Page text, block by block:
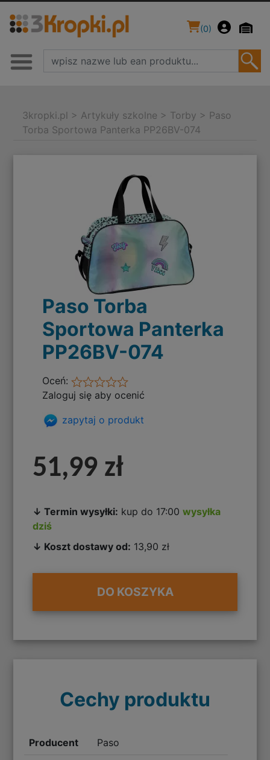
(0)
3kropki.pl > Artykuły szkolne > Torby > Paso
Torba Sportowa Panterka PP26BV-074
Paso Torba
Sportowa Panterka
PP26BV-074
Oceń:
Zaloguj się aby ocenić
zapytaj o produkt
51,99 zł
↓ Termin wysyłki: kup do 17:00wysyłka
dziś
↓ Koszt dostawy od: 13,90 zł
DO KOSZYKA
Cechy produktu
Producent Paso